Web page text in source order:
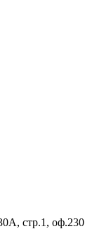
стр.1, оф.230